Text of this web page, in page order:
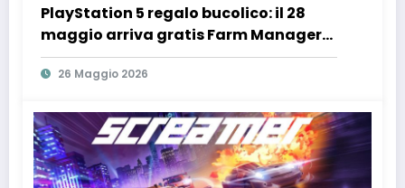
PlayStation 5 regalo bucolico: il 28
maggio arriva gratis Farm Manager
World con il TGTech!
26 Maggio 2026